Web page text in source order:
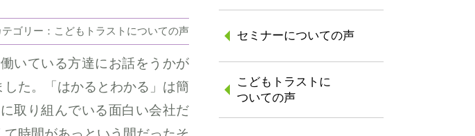
テゴリー：こどもトラストについての声
いている方達にお話をうかが
た。「はかるとわかる」は簡
取り組んでいる面白い会社だ
セミナーについての声
こどもトラストに
ついての声